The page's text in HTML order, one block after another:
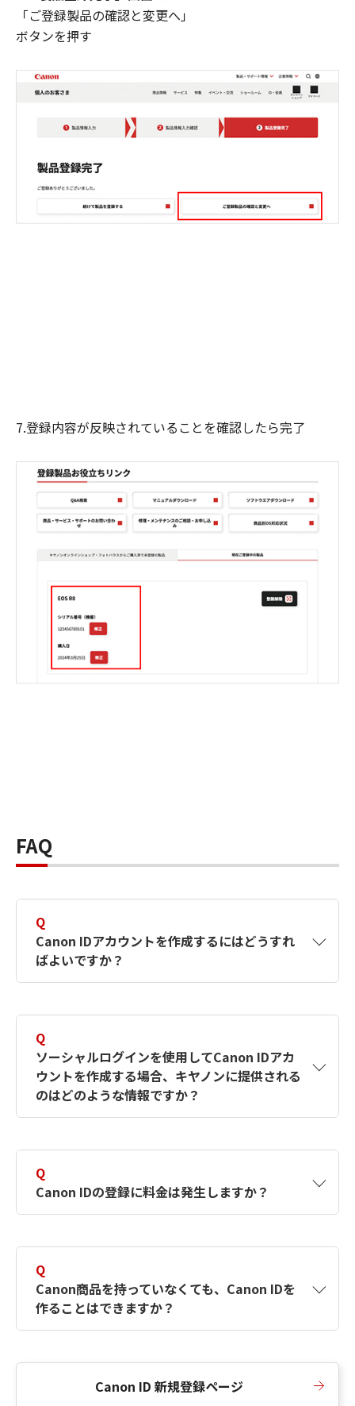
「ご登録製品の確認と変更へ」
ボタンを押す
7.登録内容が反映されていることを確認したら完了
FAQ
Q
Canon IDアカウントを作成するにはどうすれ
ばよいですか？
す。詳しい作成方法は【カメラ】Canon IDとは
何ですか？Canon IDの作成方法は？をご確認く
ださい。
Q
ソーシャルログインを使用してCanon IDアカ
ウントを作成する場合、キヤノンに提供される
のはどのような情報ですか？
択したサービスから取得します。アカウントを
簡単に作成できるように、この情報を使用して
Canon IDの登録フォームを入力します。
Q
Canon IDの登録に料金は発生しますか？
Q
Canon商品を持っていなくても、Canon IDを
作ることはできますか？
Canon ID 新規登録ページ